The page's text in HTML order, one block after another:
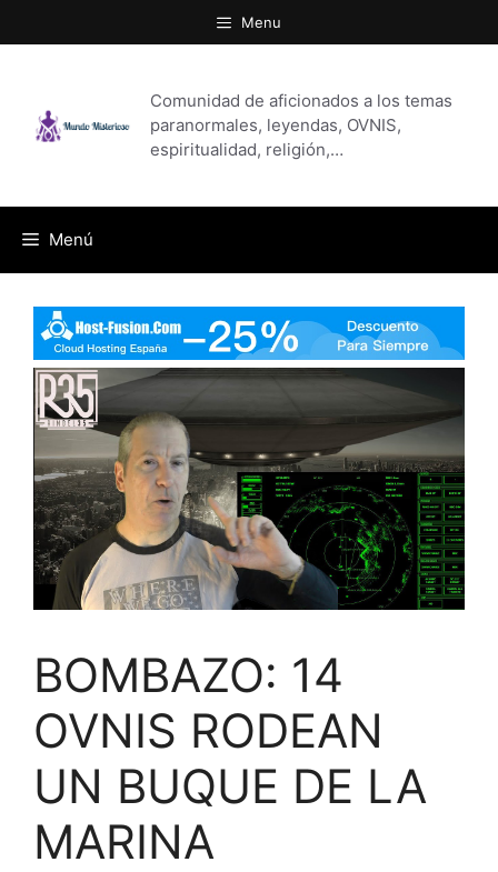
al
Menu
Comunidad de aficionados a los temas
paranormales, leyendas, OVNIS,
espiritualidad, religión,…
Menú
BOMBAZO: 14
OVNIS RODEAN
UN BUQUE DE LA
MARINA